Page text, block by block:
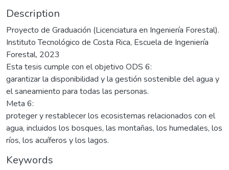
Description
Proyecto de Graduación (Licenciatura en Ingeniería Forestal).
Instituto Tecnológico de Costa Rica, Escuela de Ingeniería
Forestal, 2023
Esta tesis cumple con el objetivo ODS 6:
garantizar la disponibilidad y la gestión sostenible del agua y
el saneamiento para todas las personas.
Meta 6:
proteger y restablecer los ecosistemas relacionados con el
agua, incluidos los bosques, las montañas, los humedales, los
ríos, los acuíferos y los lagos.
Keywords